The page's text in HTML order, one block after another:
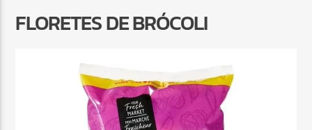
FLORETES DE BRÓCOLI